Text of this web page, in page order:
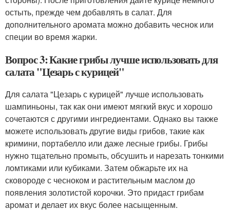
остыть, прежде чем добавлять в салат. Для
дополнительного аромата можно добавить чеснок или
специи во время жарки.
Вопрос 3: Какие грибы лучше использовать для
салата "Цезарь с курицей"
Для салата "Цезарь с курицей" лучше использовать
шампиньоны, так как они имеют мягкий вкус и хорошо
сочетаются с другими ингредиентами. Однако вы также
можете использовать другие виды грибов, такие как
кримини, портабелло или даже лесные грибы. Грибы
нужно тщательно промыть, обсушить и нарезать тонкими
ломтиками или кубиками. Затем обжарьте их на
сковороде с чесноком и растительным маслом до
появления золотистой корочки. Это придаст грибам
аромат и делает их вкус более насыщенным.